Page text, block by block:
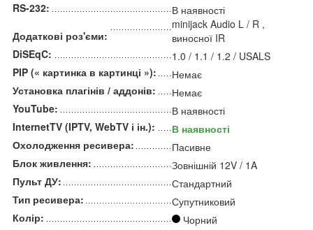
RS-232:
В наявності
Додаткові роз'єми:
minijack Audio L / R ,
виносної IR
DiSEqC:
1.0 / 1.1 / 1.2 / USALS
PIP (« картинка в картинці »):
Немає
Установка плагінів / аддонів:
Немає
YouTube:
В наявності
InternetTV (IPTV, WebTV і ін.):
В наявності
Охолодження ресивера:
Пасивне
Блок живлення:
Зовнішній 12V / 1A
Пульт ДУ:
Стандартний
Тип ресивера:
Супутниковий
Колір:
Чорний